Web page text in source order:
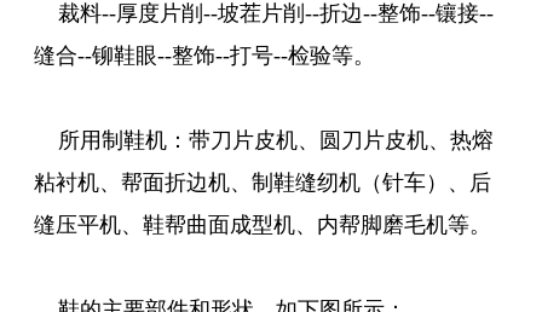
裁料--厚度片削--坡茬片削--折边--整饰--镶接--
缝合--铆鞋眼--整饰--打号--检验等。
所用制鞋机：带刀片皮机、圆刀片皮机、热熔
粘衬机、帮面折边机、制鞋缝纫机（针车）、后
缝压平机、鞋帮曲面成型机、内帮脚磨毛机等。